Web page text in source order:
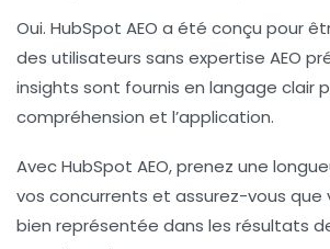
Oui. HubSpot AEO a été conçu pour
des utilisateurs sans expertise AEO
insights sont fournis en langage clair
compréhension et l’application.
Avec HubSpot AEO, prenez une
vos concurrents et assurez-vous
bien représentée dans les résultats